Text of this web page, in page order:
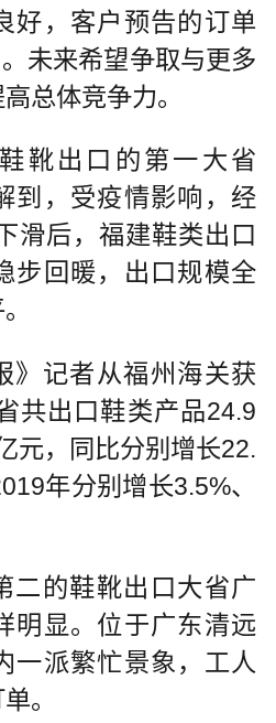
好，客户预告的订单
未来希望争取与更多
总体竞争力。
靴出口的第一大省
到，受疫情影响，经
滑后，福建鞋类出口
步回暖，出口规模全
》记者从福州海关获
共出口鞋类产品24.9
元，同比分别增长22.
年分别增长3.5%、
二的鞋靴出口大省广
明显。位于广东清远
一派繁忙景象，工人
。